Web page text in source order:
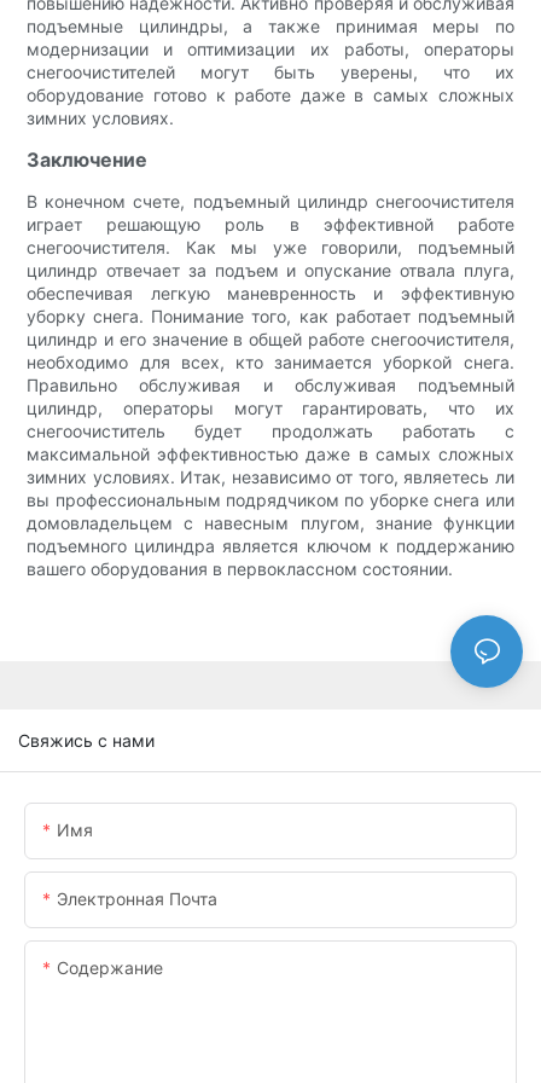
подъемные цилиндры, а также принимая меры по
модернизации и оптимизации их работы, операторы
снегоочистителей могут быть уверены, что их
оборудование готово к работе даже в самых сложных
зимних условиях.
Заключение
В конечном счете, подъемный цилиндр снегоочистителя
играет решающую роль в эффективной работе
снегоочистителя. Как мы уже говорили, подъемный
цилиндр отвечает за подъем и опускание отвала плуга,
обеспечивая легкую маневренность и эффективную
уборку снега. Понимание того, как работает подъемный
цилиндр и его значение в общей работе снегоочистителя,
необходимо для всех, кто занимается уборкой снега.
Правильно обслуживая и обслуживая подъемный
цилиндр, операторы могут гарантировать, что их
снегоочиститель будет продолжать работать с
максимальной эффективностью даже в самых сложных
зимних условиях. Итак, независимо от того, являетесь ли
вы профессиональным подрядчиком по уборке снега или
домовладельцем с навесным плугом, знание функции
подъемного цилиндра является ключом к поддержанию
вашего оборудования в первоклассном состоянии.
Свяжись с нами
Имя
Электронная Почта
Содержание